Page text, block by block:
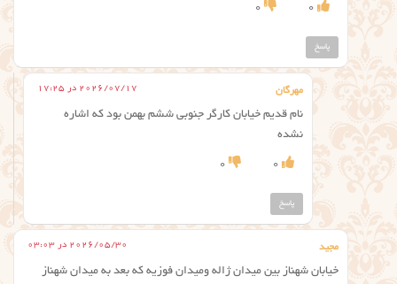
0
0
پاسخ
مهرگان 2026/07/17 در 17:25
نام قدیم خیابان کارگر جنوبی ششم بهمن بود که اشاره
نشده
0
0
پاسخ
مجید 2026/05/30 در 03:03
خیابان شهناز بین میدان ژاله ومیدان فوزیه که بعد به میدان شهناز